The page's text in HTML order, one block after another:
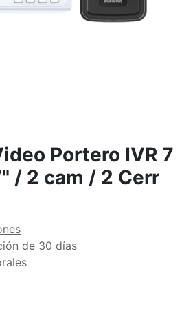
Portero IVR 7
/ 2 cam / 2 Cerr
de 30 días